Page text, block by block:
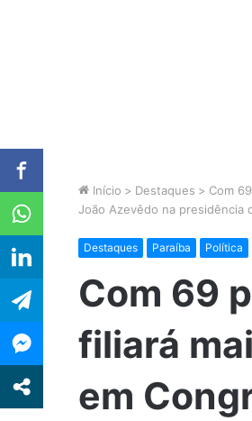
Início > Destaques > Com
João Azevêdo na presidência
Destaques Paraíba Política
Com 69
filiará
em